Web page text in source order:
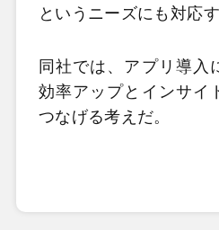
というニーズにも対応す
同社では、アプリ導入
効率アップとインサイ
つなげる考えだ。